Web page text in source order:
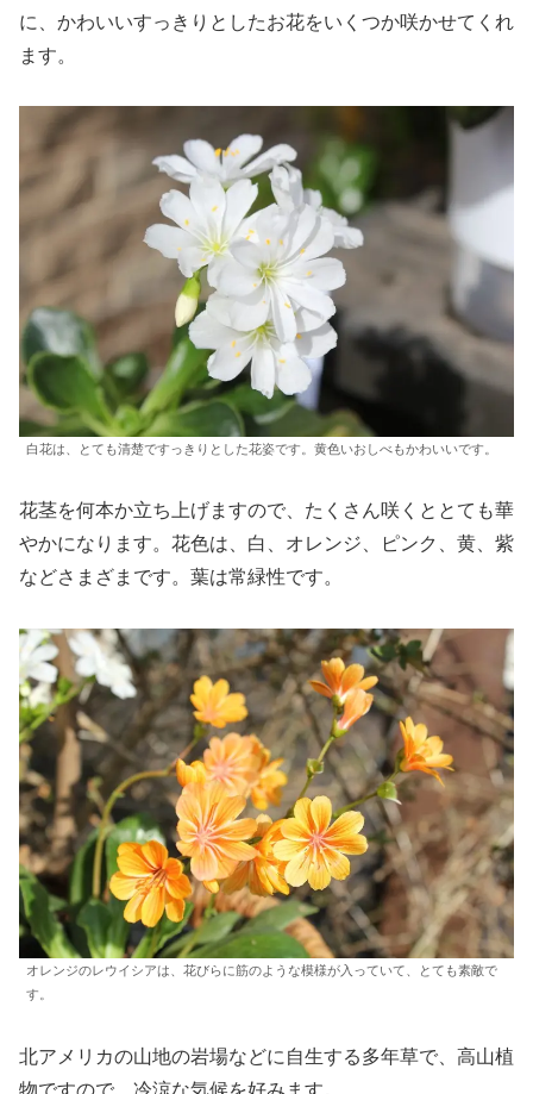
に、かわいいすっきりとしたお花をいくつか咲かせてくれ
ます。
白花は、とても清楚ですっきりとした花姿です。黄色いおしべもかわいいです。
花茎を何本か立ち上げますので、たくさん咲くととても華
やかになります。花色は、白、オレンジ、ピンク、黄、紫
などさまざまです。葉は常緑性です。
オレンジのレウイシアは、花びらに筋のような模様が入っていて、とても素敵で
す。
北アメリカの山地の岩場などに自生する多年草で、高山植